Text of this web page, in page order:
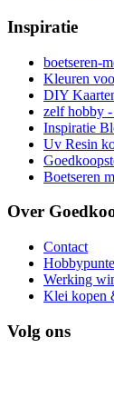
Inspiratie
boetseren-
Kleuren
DIY
zelf hobby
Inspiratie
Uv Resin
Boetseren
Over
Contact
Werking
Klei kopen
Volg ons